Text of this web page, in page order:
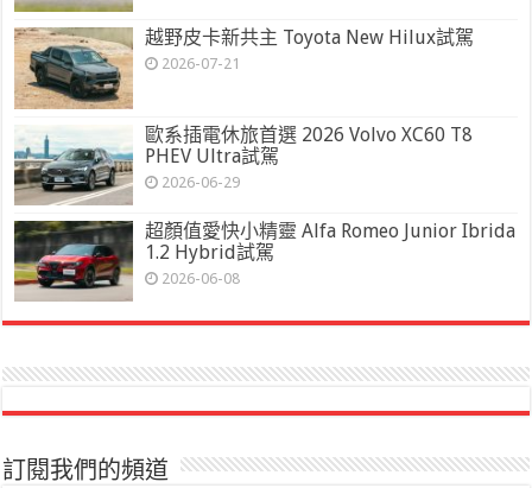
越野皮卡新共主 Toyota New Hilux試駕
2026-07-21
歐系插電休旅首選 2026 Volvo XC60 T8
PHEV Ultra試駕
2026-06-29
超顏值愛快小精靈 Alfa Romeo Junior Ibrida
1.2 Hybrid試駕
2026-06-08
訂閱我們的頻道